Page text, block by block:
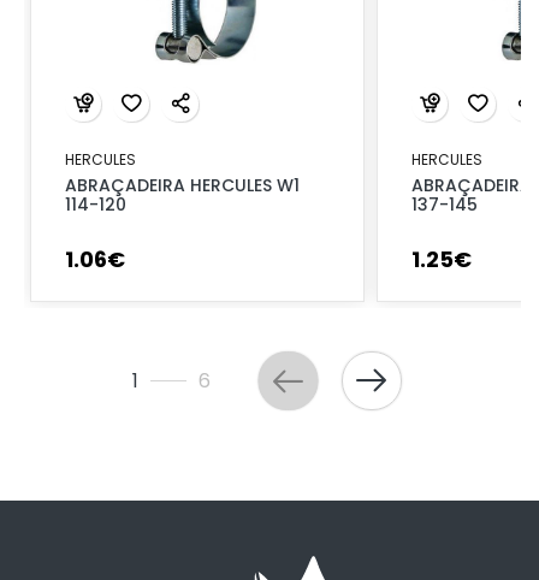
HERCULES
ABRAÇADEIRA HERCULES W1
114-120
1.06€
HERCULES
ABRAÇADEIRA
137-145
1.25€
1 6